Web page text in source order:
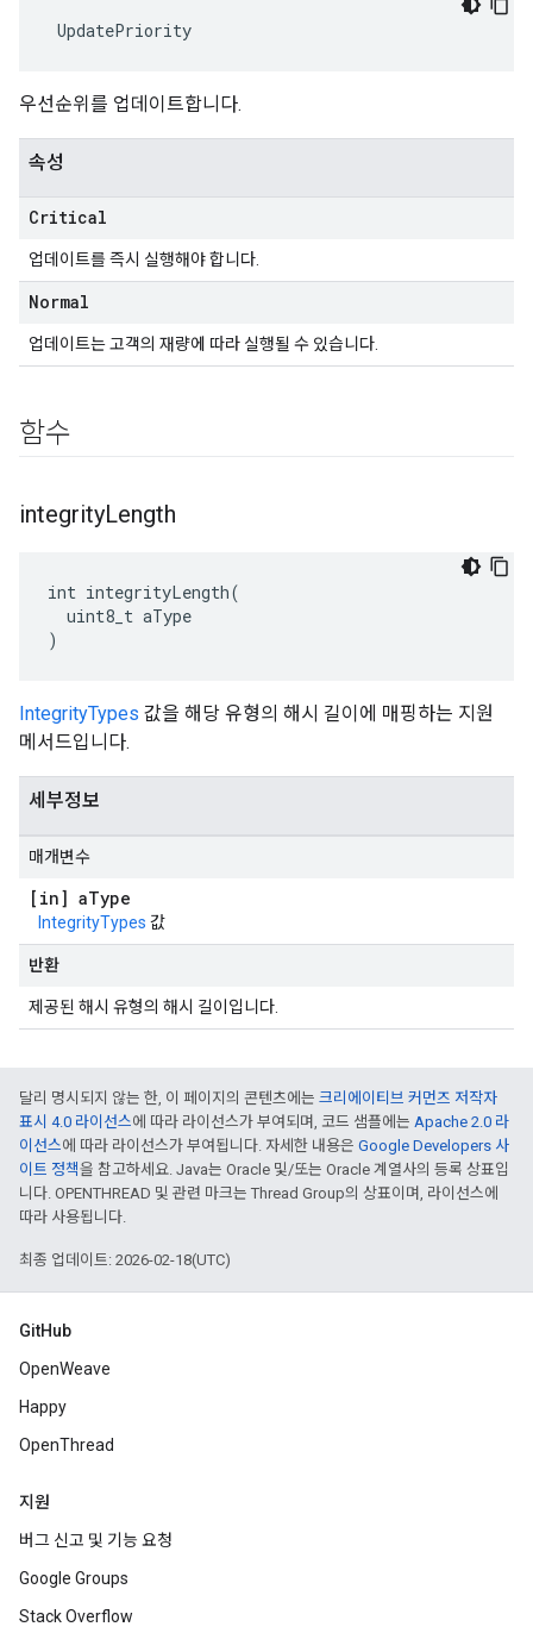
UpdatePriority
우선순위를 업데이트합니다.
속성
Critical
업데이트를 즉시 실행해야 합니다.
Normal
업데이트는 고객의 재량에 따라 실행될 수 있습니다.
함수
integrityLength
int integrityLength(
  uint8_t aType
)
IntegrityTypes 값을 해당 유형의 해시 길이에 매핑하는 지원
메서드입니다.
세부정보
매개변수
[in] aType
IntegrityTypes 값
반환
제공된 해시 유형의 해시 길이입니다.
달리 명시되지 않는 한, 이 페이지의 콘텐츠에는 크리에이티브 커먼즈 저작자
표시 4.0 라이선스에 따라 라이선스가 부여되며, 코드 샘플에는 Apache 2.0 라
이선스에 따라 라이선스가 부여됩니다. 자세한 내용은 Google Developers 사
이트 정책을 참고하세요. Java는 Oracle 및/또는 Oracle 계열사의 등록 상표입
니다. OPENTHREAD 및 관련 마크는 Thread Group의 상표이며, 라이선스에
따라 사용됩니다.
최종 업데이트: 2026-02-18(UTC)
GitHub
OpenWeave
Happy
OpenThread
지원
버그 신고 및 기능 요청
Google Groups
Stack Overflow